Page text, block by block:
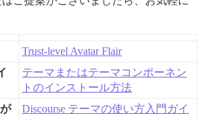
Trust-level Avatar Flair
テーマまたはテーマコンポーネン
トのインストール方法
Discourse テーマの使い方入門ガイ